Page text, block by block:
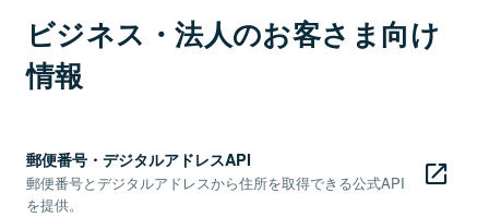
ビジネス・法人のお客さま向け
情報
郵便番号・デジタルアドレスAPI
郵便番号とデジタルアドレスから住所を取得できる公式API
を提供。